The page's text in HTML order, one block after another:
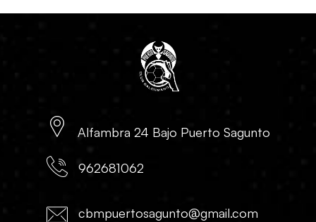
Alfambra 24 Bajo Puerto Sagunto
962681062
cbmpuertosagunto@gmail.com